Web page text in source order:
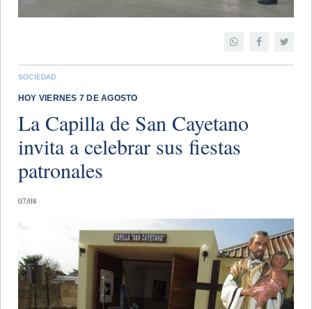
SOCIEDAD
HOY VIERNES 7 DE AGOSTO
La Capilla de San Cayetano
invita a celebrar sus fiestas
patronales
07/08